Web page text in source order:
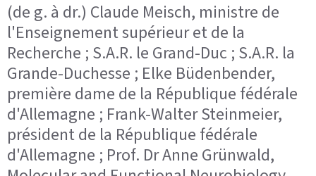
(de g. à dr.) Claude Meisch, ministre de
l'Enseignement supérieur et de la
Recherche ; S.A.R. le Grand-Duc ; S.A.R. la
Grande-Duchesse ; Elke Büdenbender,
première dame de la République fédérale
d'Allemagne ; Frank-Walter Steinmeier,
président de la République fédérale
d'Allemagne ; Prof. Dr Anne Grünwald,